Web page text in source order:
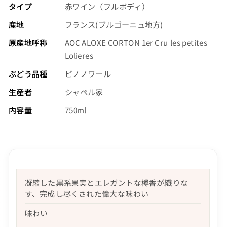
タイプ
赤ワイン（フルボディ）
産地
フランス(ブルゴーニュ地方)
原産地呼称
AOC ALOXE CORTON 1er Cru les petites
Lolieres
ぶどう品種
ピノノワール
生産者
シャペル家
内容量
750ml
凝縮した黒系果実とエレガントな樽香が織りな
す、完成し尽くされた偉大な味わい
味わい